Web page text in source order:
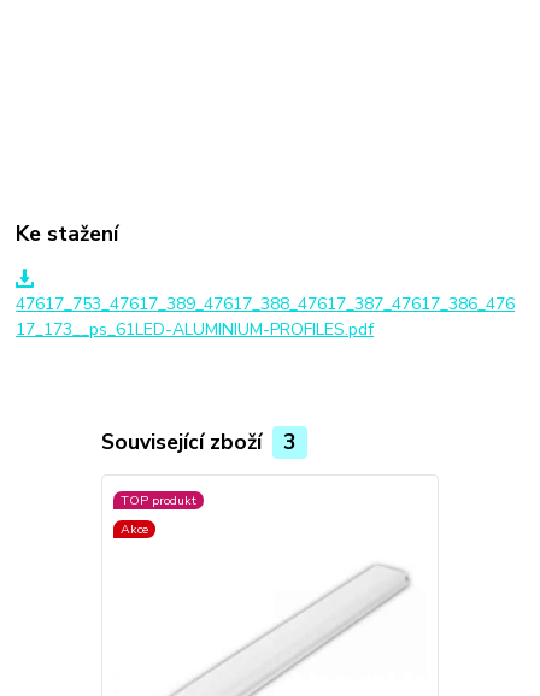
Ke stažení
47617_753_47617_389_47617_388_47617_387_47617_386_476
17_173__ps_61LED-ALUMINIUM-PROFILES.pdf
Související zboží 3
TOP produkt
Akce